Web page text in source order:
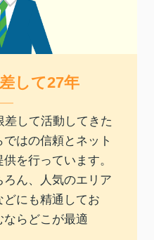
して27年
して活動してきた
はの信頼とネット
を行っています。
ん、人気のエリア
にも精通してお
ならどこが最適